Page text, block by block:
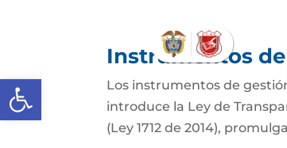
Abrir barra de herramientas
Instrumentos
Los instrumentos de
introduce la Ley de
(Ley 1712 de 2014),